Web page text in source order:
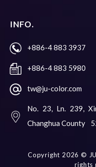
INFO.
+886-4 883 3937
+886-4 883 5980
tw@ju-color.com
No. 23, Ln. 239,
Changhua County
Copyright 2026 ©
rights